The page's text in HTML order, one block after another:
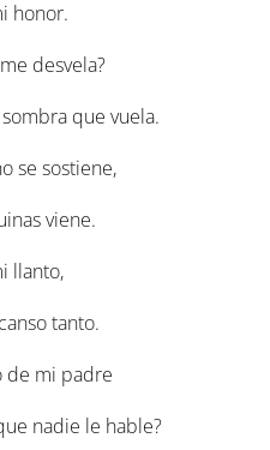
honor.
desvela?
que vuela.
se sostiene,
viene.
llanto,
tanto.
de mi padre
nadie le hable?